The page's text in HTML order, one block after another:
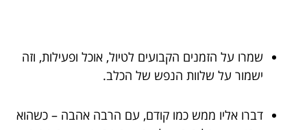
שמרו על הזמנים הקבועים לטיול, אוכל ופעילות, וזה
ישמור על שלוות הנפש של הכלב.
דברו אליו ממש כמו קודם, עם הרבה אהבה – כשהוא